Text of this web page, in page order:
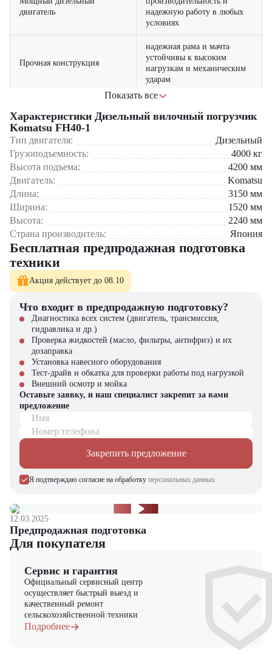
двигатель
надежную работу в любых
условиях
Прочная конструкция
надежная рама и мачта
устойчивы к высоким
нагрузкам и механическим
ударам
Низкий расход топлива
дизеля снижает затраты на
Удобство управления
интуитивное управление
повышают комфорт
Складские комплексы и логистические центры
Производственные предприятия
Строительные площадки
Оптовые базы и распределительные центры
Сельскохозяйственные предприятия
Почему стоит выбрать Komatsu FH40-1?
Проверенная надежность – японское качество сборки
Экономичность – низкие эксплуатационные затраты
Удобство управления – интуитивно понятные органы контроля
Долгий срок службы – увеличенный ресурс основных узлов
Компания "ЦТО" – официальный дилер техники Komatsu,
У нас вы найдете: широкий выбор спецтехники, вилочных
погрузчиков, малой складской техники, навесного оборудования,
запчасти для долгосрочной эксплуатации, профессиональные
консультации по выбору техники.
Показать все
Характеристики Дизельный вилочный погрузчик
Komatsu FH40-1
Тип двигателя:
Дизельный
Грузоподъемность:
4000 кг
Высота подъема:
4200 мм
Двигатель:
Komatsu
Длина:
3150 мм
Ширина:
1520 мм
Высота:
2240 мм
Страна производитель:
Япония
Бесплатная предпродажная подготовка
техники
Акция действует до 08.10
Что входит в предпродажную подготовку?
Диагностика всех систем (двигатель, трансмиссия,
гидравлика и др.)
Проверка жидкостей (масло, фильтры, антифриз) и их
дозаправка
Установка навесного оборудования
Тест-драйв и обкатка для проверки работы под нагрузкой
Внешний осмотр и мойка
Оставьте заявку, и наш специалист закрепит за вами
предложение
Имя
Номер телефона
Закрепить предложение
Я подтверждаю согласие на обработку персональных данных
12.03.2025
Предпродажная подготовка
Для покупателя
Сервис и гарантия
Официальный сервисный центр
осуществляет быстрый выезд и
качественный ремонт
сельскохозяйственной техники
Подробнее